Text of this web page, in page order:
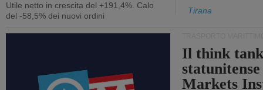
Utile netto in crescita del +191,4%. Calo
del -58,5% dei nuovi ordini
Tirana
Il think
Markets